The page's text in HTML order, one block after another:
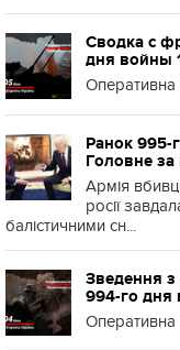
Сводка с
дня войны
Оперативна
Ранок 995-
Головне
Армія
росії
балістичними сн...
Зведення з
994-го дня
Оперативна